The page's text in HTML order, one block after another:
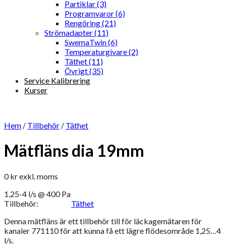
Partiklar (3)
Programvaror (6)
Rengöring (21)
Strömadapter (11)
SwemaTwin (6)
Temperaturgivare (2)
Täthet (11)
Övrigt (35)
Service Kalibrering
Kurser
Hem / Tillbehör / Täthet
Mätfläns dia 19mm
0krexkl. moms
1,25-4 l/s @ 400 Pa
Tillbehör:
Täthet
Denna mätfläns är ett tillbehör till för läckagemätaren för
kanaler 771110 för att kunna få ett lägre flödesområde 1,25…4
l/s.